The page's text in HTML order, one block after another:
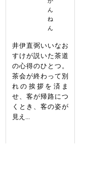
井伊直弼いいなお
すけが説いた茶道
の心得のひとつ。
茶会が終わって別
れの挨拶を済ま
せ、客が帰路につ
くとき、客の姿が
見え...